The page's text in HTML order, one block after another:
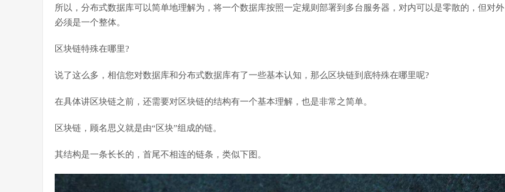
所以，分布式数据库可以简单地理解为，将一个数据库按照一定规则部署到多台服务器，对内可以是零散的，但对外
必须是一个整体。
区块链特殊在哪里?
说了这么多，相信您对数据库和分布式数据库有了一些基本认知，那么区块链到底特殊在哪里呢?
在具体讲区块链之前，还需要对区块链的结构有一个基本理解，也是非常之简单。
区块链，顾名思义就是由“区块”组成的链。
其结构是一条长长的，首尾不相连的链条，类似下图。